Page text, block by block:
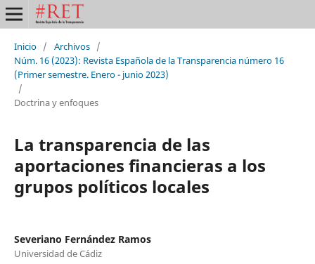
Inicio / Archivos /
Núm. 16 (2023): Revista Española de la Transparencia número 16
(Primer semestre. Enero - junio 2023)
/
Doctrina y enfoques
La transparencia de las
aportaciones financieras a los
grupos políticos locales
Severiano Fernández Ramos
Universidad de Cádiz